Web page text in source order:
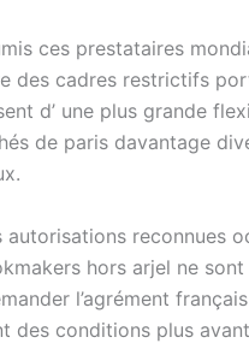
ces prestataires
des cadres restrictifs
d’ une plus grande
de paris davantage
reconnues
hors arjel ne
l’agrément
conditions plus